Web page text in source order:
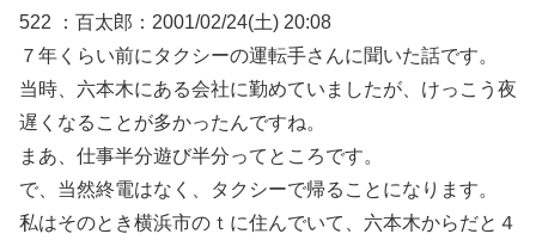
522 ：百太郎：2001/02/24(土) 20:08
７年くらい前にタクシーの運転手さんに聞いた話です。
当時、六本木にある会社に勤めていましたが、けっこう夜
遅くなることが多かったんですね。
まあ、仕事半分遊び半分ってところです。
で、当然終電はなく、タクシーで帰ることになります。
私はそのとき横浜市のｔに住んでいて、六本木からだと４